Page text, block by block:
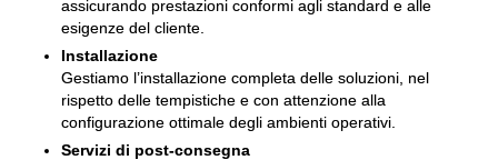
assicurando prestazioni conformi agli standard e alle
esigenze del cliente.
Installazione
Gestiamo l’installazione completa delle soluzioni, nel
rispetto delle tempistiche e con attenzione alla
configurazione ottimale degli ambienti operativi.
Servizi di post-consegna